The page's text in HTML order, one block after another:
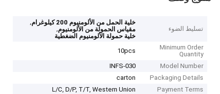
تسليط الضوء
خلية الحمل من الألومنيوم 200 كيلوغرام
,
مقياس الحمولة من الألومنيوم,
خلية حمولة الألومنيوم الضغطية
Minimum Order
Quantity
10pcs
Model Number
INFS-030
Packaging Details
carton
Payment Terms
L/C, D/P, T/T, Western Union